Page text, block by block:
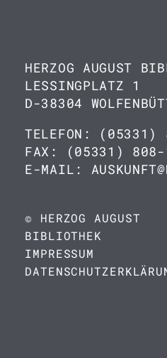
HERZOG AUGUST
LESSINGPLATZ 1
D-38304
TELEFON: (05331)
FAX: (05331) 808-
E-MAIL:
© HERZOG AUGUST
BIBLIOTHEK
IMPRESSUM